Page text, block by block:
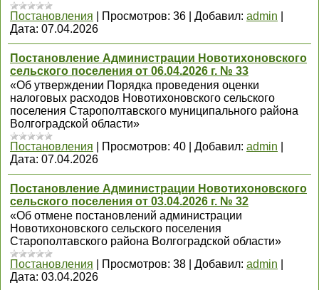
Постановления
Просмотров: 36 Добавил: admin
Дата: 07.04.2026
Постановление Администрации Новотихоновского
сельского поселения от 06.04.2026 г. № 33
«Об утверждении Порядка проведения оценки
налоговых расходов Новотихоновского сельского
поселения Старополтавского муниципального района
Волгоградской области»
Постановления
Просмотров: 40 Добавил: admin
Дата: 07.04.2026
Постановление Администрации Новотихоновского
сельского поселения от 03.04.2026 г. № 32
«Об отмене постановлений администрации
Новотихоновского сельского поселения
Старополтавского района Волгоградской области»
Постановления
Просмотров: 38 Добавил: admin
Дата: 03.04.2026